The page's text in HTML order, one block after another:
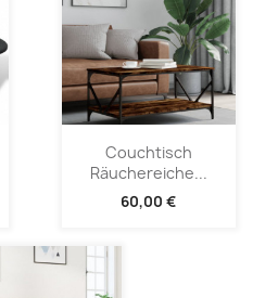
Couchtisch
Räuchereiche...
60,00 €